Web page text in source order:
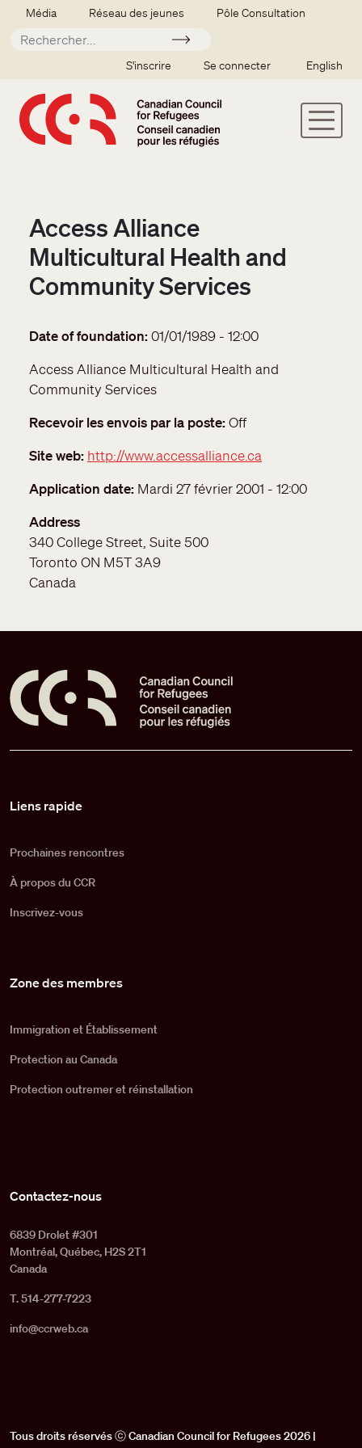
Aller au contenu principal
Secondary menu
Média Réseau des jeunes Pôle Consultation
Soumettre
SSO user menu
S'inscrire Se connecter English
Access Alliance
Multicultural Health and
Community Services
Date of foundation 01/01/1989 - 12:00
Access Alliance Multicultural Health and
Community Services
Recevoir les envois par la poste Off
Site web http://www.accessalliance.ca
Application date Mardi 27 février 2001 - 12:00
Address
340 College Street, Suite 500
Toronto ON M5T 3A9
Canada
Liens rapide
Prochaines rencontres
À propos du CCR
Inscrivez-vous
Zone des membres
Immigration et Établissement
Protection au Canada
Protection outremer et réinstallation
Contactez-nous
6839 Drolet #301
Montréal, Québec, H2S 2T1
Canada
T. 514-277-7223
info@ccrweb.ca
Tous droits réservés ⓒ Canadian Council for Refugees 2026 |